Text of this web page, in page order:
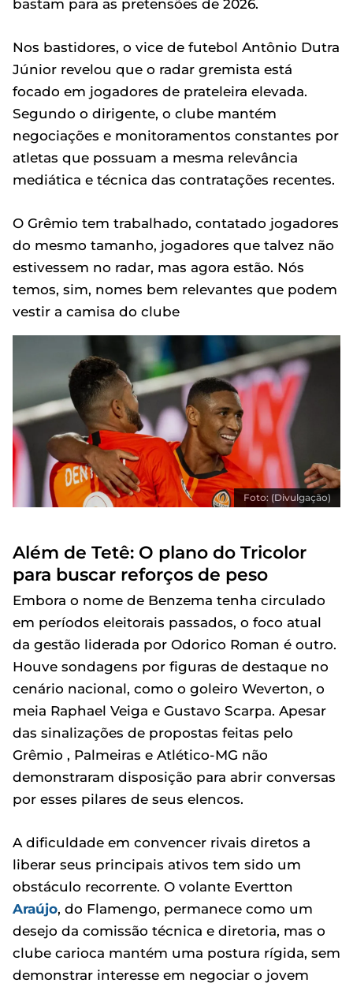
bastam para as pretensões de 2026.
Nos bastidores, o vice de futebol Antônio Dutra
Júnior revelou que o radar gremista está
focado em jogadores de prateleira elevada.
Segundo o dirigente, o clube mantém
negociações e monitoramentos constantes por
atletas que possuam a mesma relevância
mediática e técnica das contratações recentes.
O Grêmio tem trabalhado, contatado jogadores
do mesmo tamanho, jogadores que talvez não
estivessem no radar, mas agora estão. Nós
temos, sim, nomes bem relevantes que podem
vestir a camisa do clube
Foto: (Divulgação)
Além de Tetê: O plano do Tricolor
para buscar reforços de peso
Embora o nome de Benzema tenha circulado
em períodos eleitorais passados, o foco atual
da gestão liderada por Odorico Roman é outro.
Houve sondagens por figuras de destaque no
cenário nacional, como o goleiro Weverton, o
meia Raphael Veiga e Gustavo Scarpa. Apesar
das sinalizações de propostas feitas pelo
Grêmio , Palmeiras e Atlético-MG não
demonstraram disposição para abrir conversas
por esses pilares de seus elencos.
A dificuldade em convencer rivais diretos a
liberar seus principais ativos tem sido um
obstáculo recorrente. O volante Evertton
Araújo, do Flamengo, permanece como um
desejo da comissão técnica e diretoria, mas o
clube carioca mantém uma postura rígida, sem
demonstrar interesse em negociar o jovem